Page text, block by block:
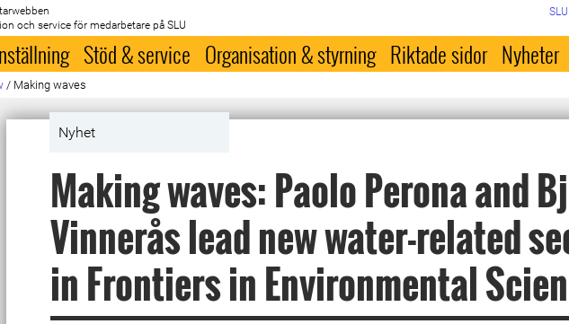
och service för medarbetare på SLU
Stöd & service Organisation & styrning Riktade sidor Nyheter
/ Making waves
Nyhet
Making waves: Paolo Perona and
Vinnerås lead new water-related
in Frontiers in Environmental